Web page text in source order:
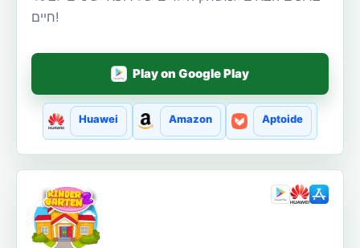
חיים!
Play on Google Play
Huawei Amazon Aptoide